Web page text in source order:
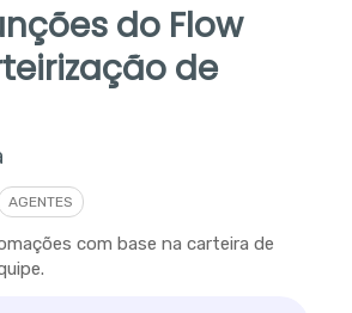
do Flow
de
AGENTES
com base na carteira de